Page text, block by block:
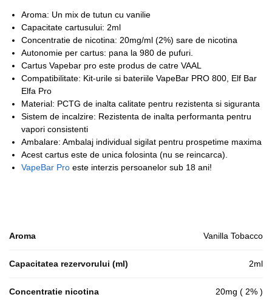
Aroma: Un mix de tutun cu vanilie
Capacitate cartusului: 2ml
Concentratie de nicotina: 20mg/ml (2%) sare de nicotina
Autonomie per cartus: pana la 980 de pufuri.
Cartus Vapebar pro este produs de catre VAAL
Compatibilitate: Kit-urile si bateriile VapeBar PRO 800, Elf Bar
Elfa Pro
Material: PCTG de inalta calitate pentru rezistenta si siguranta
Sistem de incalzire: Rezistenta de inalta performanta pentru
vapori consistenti
Ambalare: Ambalaj individual sigilat pentru prospetime maxima
Acest cartus este de unica folosinta (nu se reincarca).
VapeBar Pro este interzis persoanelor sub 18 ani!
Aroma Vanilla Tobacco
Capacitatea rezervorului (ml) 2ml
Concentratie nicotina 20mg ( 2% )